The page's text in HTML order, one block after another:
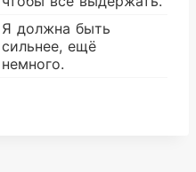
Я должна быть
сильнее, ещё
немного.